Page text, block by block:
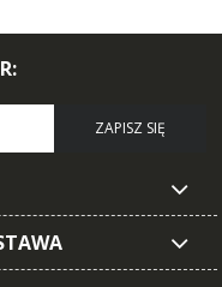
ZAPISZ SIĘ